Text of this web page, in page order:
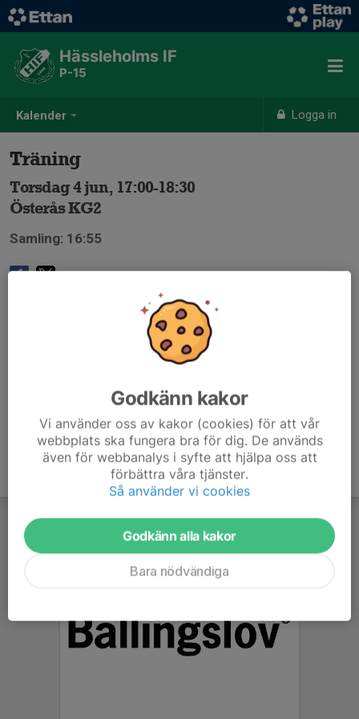
Kalender Logga in
Hässleholms IF
P-15
Träning
Torsdag 4 jun, 17:00-18:30
Österås KG2
Samling: 16:55
Godkänn kakor
Vi använder oss av kakor (cookies) för att vår
webbplats ska fungera bra för dig. De används
även för webbanalys i syfte att hjälpa oss att
förbättra våra tjänster.
Så använder vi cookies
Godkänn alla kakor
Bara nödvändiga